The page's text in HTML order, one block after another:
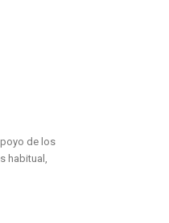
de los